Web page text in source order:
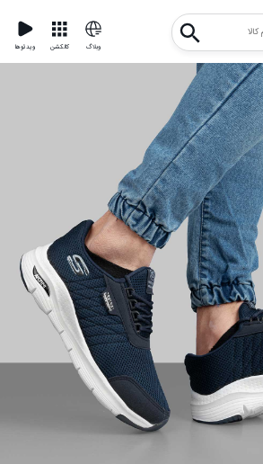
ویدئوها کالکشن وبلاگ